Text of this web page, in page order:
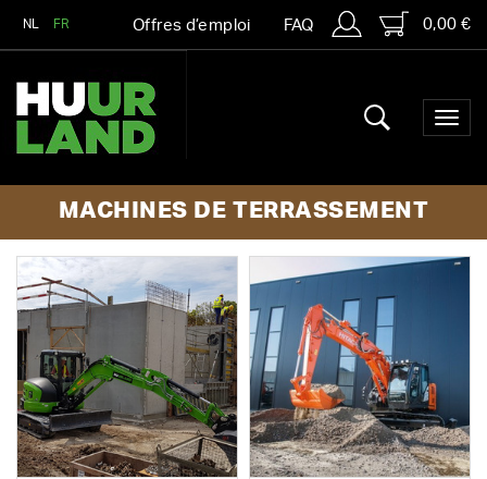
NL FR Offres d’emploi FAQ 0,00 €
MACHINES DE TERRASSEMENT